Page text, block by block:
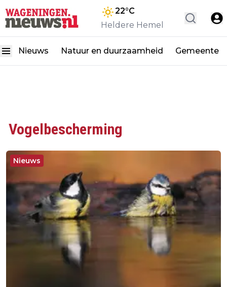
22°C
Heldere Hemel
Nieuws Natuur en duurzaamheid Gemeente
Vogelbescherming
Nieuws